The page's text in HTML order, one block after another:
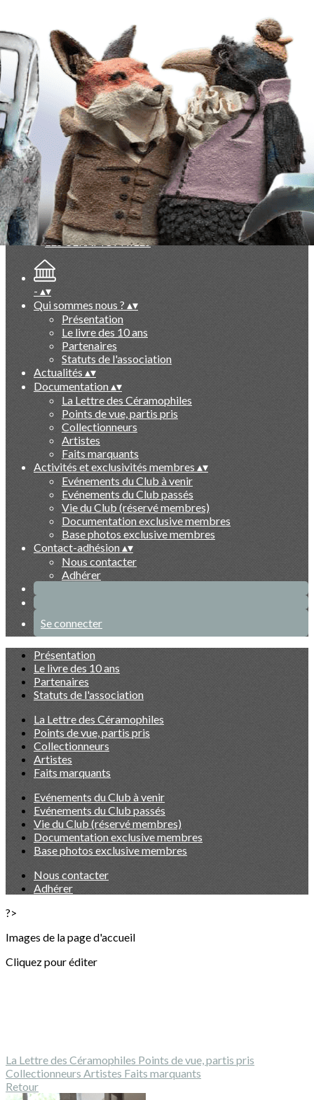
Exporter toutes les colonnes
Exporter uniquement les colonnes affichées
Menu
La Lettre des Céramophiles
Points de vue, partis pris
Collectionneurs
Artistes
Faits marquants
Ajoutez un logo, un bouton, des réseaux sociaux
Cliquez pour éditer
- ▴▾
Qui sommes nous ? ▴▾
Présentation
Le livre des 10 ans
Partenaires
Statuts de l'association
Actualités ▴▾
Documentation▴▾
La Lettre des Céramophiles
Points de vue, partis pris
Collectionneurs
Artistes
Faits marquants
Activités et exclusivités membres ▴▾
Evénements du Club à venir
Evénements du Club passés
Vie du Club (réservé membres)
Documentation exclusive membres
Base photos exclusive membres
Contact-adhésion▴▾
Nous contacter
Adhérer
Se connecter
Présentation
Le livre des 10 ans
Partenaires
Statuts de l'association
La Lettre des Céramophiles
Points de vue, partis pris
Collectionneurs
Artistes
Faits marquants
Evénements du Club à venir
Evénements du Club passés
Vie du Club (réservé membres)
Documentation exclusive membres
Base photos exclusive membres
Nous contacter
Adhérer
?>
Images de la page d'accueil
Cliquez pour éditer
La Lettre des Céramophiles Points de vue, partis pris
Collectionneurs Artistes Faits marquants
Retour